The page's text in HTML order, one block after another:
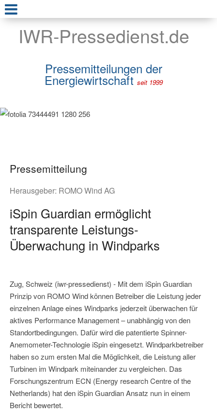
IWR-Pressedienst.de
Pressemitteilungen der
Energiewirtschaft seit 1999
Pressemitteilung
Herausgeber: ROMO Wind AG
iSpin Guardian ermöglicht
transparente Leistungs-
Überwachung in Windparks
Zug, Schweiz (iwr-pressedienst) - Mit dem iSpin Guardian
Prinzip von ROMO Wind können Betreiber die Leistung jeder
einzelnen Anlage eines Windparks jederzeit überwachen für
aktives Performance Management – unabhängig von den
Standortbedingungen. Dafür wird die patentierte Spinner-
Anemometer-Technologie iSpin eingesetzt. Windparkbetreiber
haben so zum ersten Mal die Möglichkeit, die Leistung aller
Turbinen im Windpark miteinander zu vergleichen. Das
Forschungszentrum ECN (Energy research Centre of the
Netherlands) hat den iSpin Guardian Ansatz nun in einem
Bericht bewertet.